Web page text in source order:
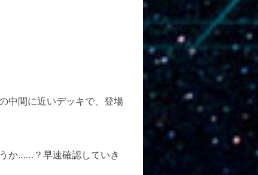
中間に近いデッキで、登場
か……？早速確認していき